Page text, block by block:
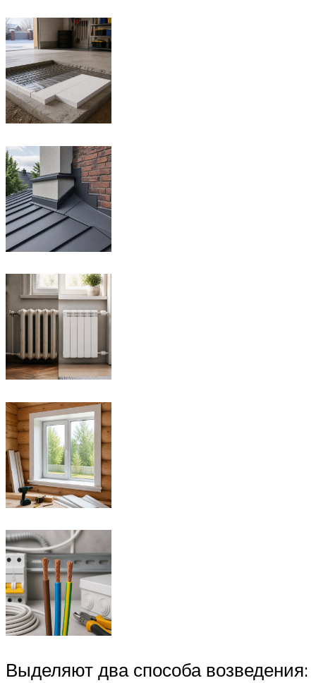
Выделяют два способа возведения: